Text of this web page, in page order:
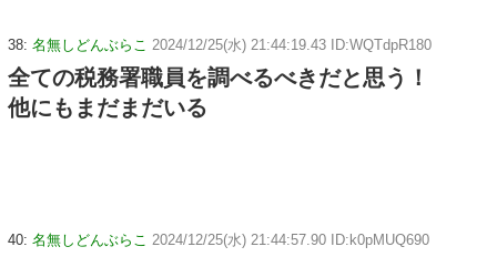
38: 名無しどんぶらこ 2024/12/25(水) 21:44:19.43 ID:WQTdpR180
全ての税務署職員を調べるべきだと思う！
他にもまだまだいる
40: 名無しどんぶらこ 2024/12/25(水) 21:44:57.90 ID:k0pMUQ690